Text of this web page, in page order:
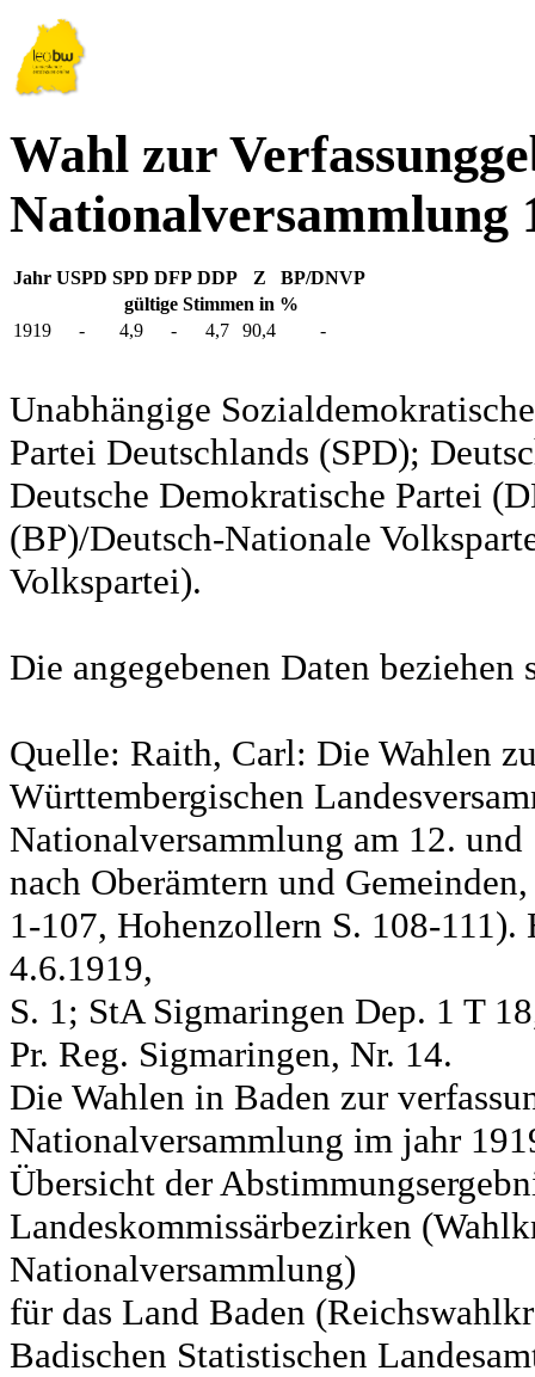
Wahl zur
Nationalversammlung
Jahr USPD SPD DFP DDP Z
BP/DNVP
gültige Stimmen in %
1919
- 4,9 - 4,7 90,4 -
Unabhängige
Partei Deutschlands (SPD);
Deutsche Demokratische Partei
(BP)/Deutsch-Nationale
Volkspartei).
Die angegebenen Daten
Quelle: Raith, Carl: Die Wahlen
Württembergischen
Nationalversammlung am 12. und
nach Oberämtern und
1-107, Hohenzollern S. 108-
4.6.1919,
S. 1; StA Sigmaringen Dep. 1 T
Pr. Reg. Sigmaringen, Nr. 14.
Die Wahlen in Baden zur
Nationalversammlung im jahr
Übersicht der
Landeskommissärbezirken
Nationalversammlung)
für das Land Baden
Badischen Statistischen